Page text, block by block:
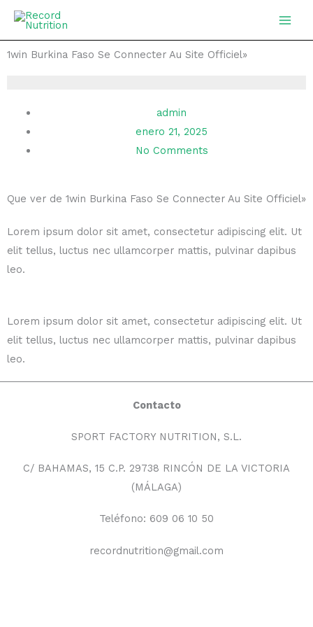
MAIN
1win Burkina Faso Se Connecter Au Site Officiel»
admin
enero 21, 2025
No Comments
Que ver de 1win Burkina Faso Se Connecter Au Site Officiel»
Lorem ipsum dolor sit amet, consectetur adipiscing elit. Ut
elit tellus, luctus nec ullamcorper mattis, pulvinar dapibus
leo.
Lorem ipsum dolor sit amet, consectetur adipiscing elit. Ut
elit tellus, luctus nec ullamcorper mattis, pulvinar dapibus
leo.
Contacto
SPORT FACTORY NUTRITION, S.L.
C/ BAHAMAS, 15 C.P. 29738 RINCÓN DE LA VICTORIA
(MÁLAGA)
Teléfono: 609 06 10 50
recordnutrition@gmail.com